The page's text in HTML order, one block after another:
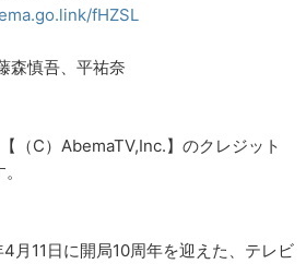
fHZSL
森慎吾、平祐奈
（C）AbemaTV,Inc.】のクレジット
4月11日に開局10周年を迎えた、テレビ